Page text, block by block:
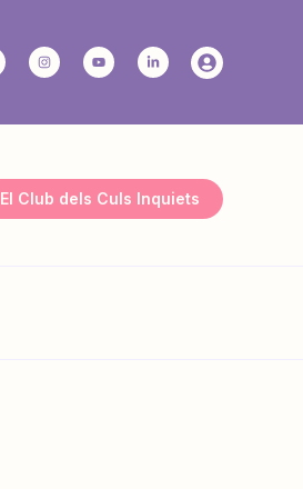
El Club dels Culs Inquiets